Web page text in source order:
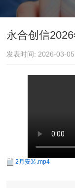
永合创信
发表时间: 2026-03-
2月安装.mp4